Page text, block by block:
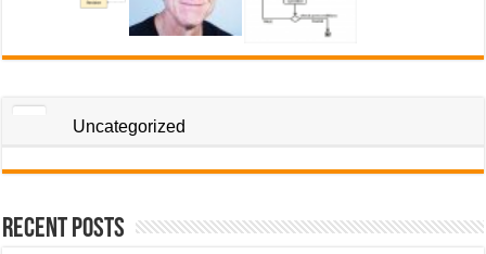
Uncategorized
Recent Posts